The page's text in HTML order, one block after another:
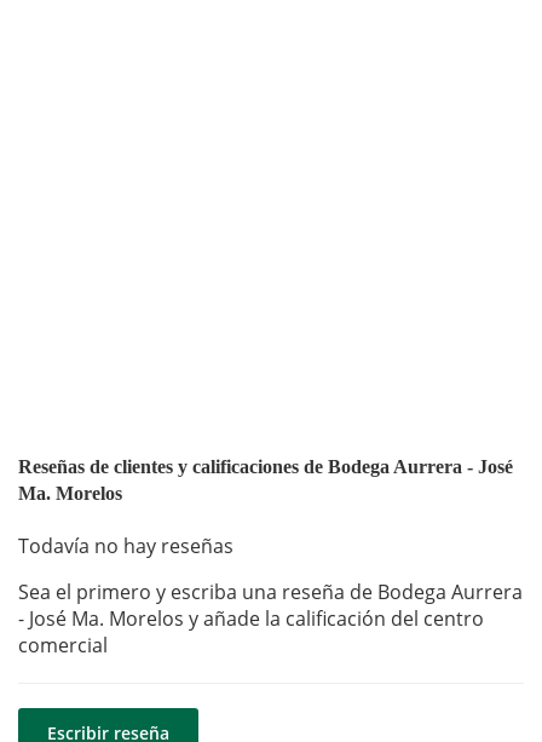
Reseñas de clientes y calificaciones de Bodega Aurrera - José
Ma. Morelos
Todavía no hay reseñas
Sea el primero y escriba una reseña de Bodega Aurrera
- José Ma. Morelos y añade la calificación del centro
comercial
Escribir reseña